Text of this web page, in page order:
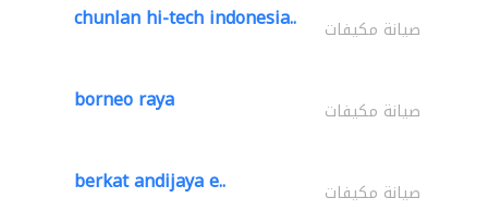
chunlan hi-tech indonesia.. صيانة مكيفات
borneo raya صيانة مكيفات
berkat andijaya e.. صيانة مكيفات